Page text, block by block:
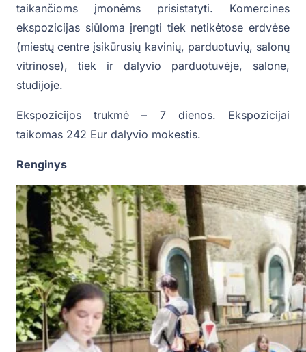
taikančioms įmonėms prisistatyti. Komercines
ekspozicijas siūloma įrengti tiek netikėtose erdvėse
(miestų centre įsikūrusių kavinių, parduotuvių, salonų
vitrinose), tiek ir dalyvio parduotuvėje, salone,
studijoje.
Ekspozicijos trukmė – 7 dienos. Ekspozicijai
taikomas 242 Eur dalyvio mokestis.
Renginys